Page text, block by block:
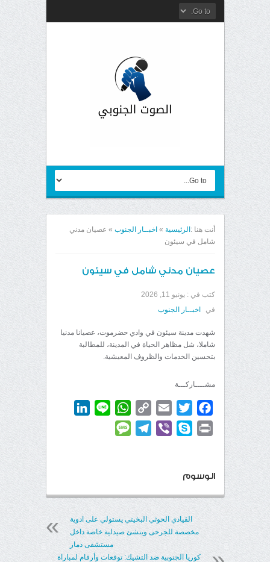
أنت هنا : الرئيسية » اخبــار الجنوب » عصيان مدني
شامل في سيئون
عصيان مدني شامل في سيئون
كتب في : يونيو 11, 2026
في
اخبــار الجنوب
شهدت مدينة سيئون في وادي حضرموت، عصيانا مدنيا
شاملا، شل مظاهر الحياة في المدينة، للمطالبة
بتحسين الخدمات والظروف المعيشية.
مشــــاركـــة
Facebook
Twitter
Email
Copy
Link
WhatsApp
Line
Print
Skype
Viber
Telegram
الوسوم
القيادي الحوثي البخيتي يستولي على ادوية
مخصصة للجرحى وينشئ صيدلية خاصة داخل
مستشفى ذمار
كوريا الجنوبية ضد التشيك: توقعات وأرقام لمباراة